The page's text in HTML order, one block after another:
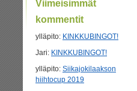
Viimeisimmät
kommentit
ylläpito: KINKKUBINGOT!
Jari: KINKKUBINGOT!
ylläpito: Siikajokilaakson
hiihtocup 2019